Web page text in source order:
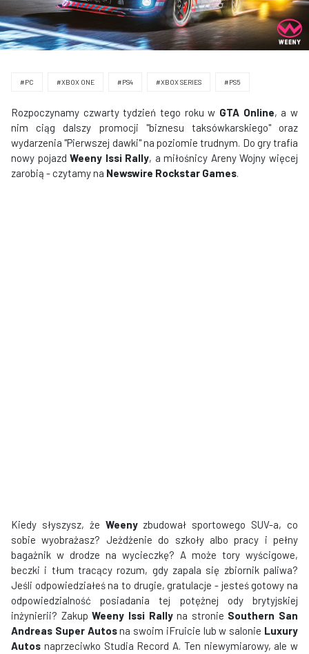
#PC #XBOX ONE #PS4 #XBOX SERIES #PS5
Rozpoczynamy czwarty tydzień tego roku w GTA Online, a w
nim ciąg dalszy promocji "biznesu taksówkarskiego" oraz
wydarzenia "Pierwszej dawki" na poziomie trudnym. Do gry trafia
nowy pojazdWeeny Issi Rally, a miłośnicy Areny Wojny więcej
zarobią - czytamy na Newswire Rockstar Games.
Kiedy słyszysz, że Weenyzbudował sportowego SUV-a, co
sobie wyobrażasz? Jeżdżenie do szkoły albo pracy i pełny
bagażnik w drodze na wycieczkę? A może tory wyścigowe,
beczki i tłum tracący rozum, gdy zapala się zbiornik paliwa?
Jeśli odpowiedziałeś na to drugie, gratulacje - jesteś gotowy na
odpowiedzialność posiadania tej potężnej ody brytyjskiej
inżynierii? ZakupWeeny Issi Rallyna stronie Southern San
Andreas Super Autosna swoim iFruicie lub w salonie Luxury
Autos naprzeciwko Studia Record A. Ten niewymiarowy, ale w